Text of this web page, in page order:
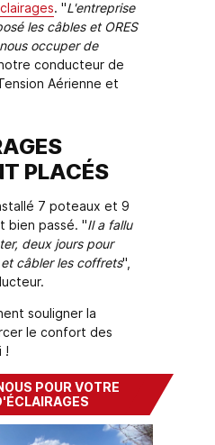
. "L'entreprise
les câbles et ORES
occuper de
conducteur de
Aérienne et
PLACÉS
7 poteaux et 9
bien passé. "Il a fallu
deux jours pour
câbler les coffrets",
souligner la
le confort des
!
POUR VOTRE